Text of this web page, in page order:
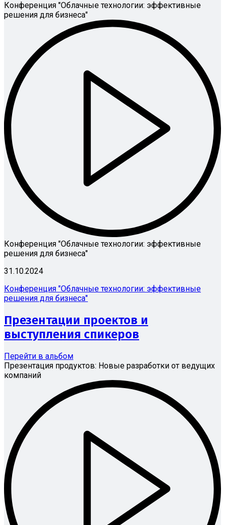
Конференция "Облачные технологии: эффективные
решения для бизнеса"
Конференция "Облачные технологии: эффективные
решения для бизнеса"
31.10.2024
Конференция "Облачные технологии: эффективные
решения для бизнеса"
Презентации проектов и
выступления спикеров
Перейти в альбом
Презентация продуктов: Новые разработки от ведущих
компаний